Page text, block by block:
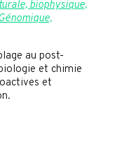
biophysique,
au post-
et chimie
et